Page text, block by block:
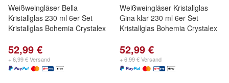
Weißweingläser Bella
Kristallglas 230 ml 6er Set
Kristallglas Bohemia Crystalex
52,99 €
+ 6,99 € Versand
Weißweingläser Kristallglas
Gina klar 230 ml 6er Set
Kristallglas Bohemia Crystalex
52,99 €
+ 6,99 € Versand